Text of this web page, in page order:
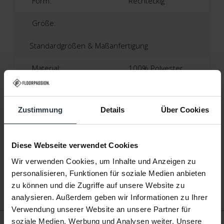
Zustimmung Details Über Cookies
Diese Webseite verwendet Cookies
Wir verwenden Cookies, um Inhalte und Anzeigen zu
personalisieren, Funktionen für soziale Medien anbieten
zu können und die Zugriffe auf unsere Website zu
analysieren. Außerdem geben wir Informationen zu Ihrer
Verwendung unserer Website an unsere Partner für
soziale Medien, Werbung und Analysen weiter. Unsere
Größe:
Standardgrößen & Maßanfertigung
Material: 100% Polyester
Produktionsland: Niederlande
Anti-Rutsch-Matte
Nötig:
Nein
Fußbodenheizung: Geeignet